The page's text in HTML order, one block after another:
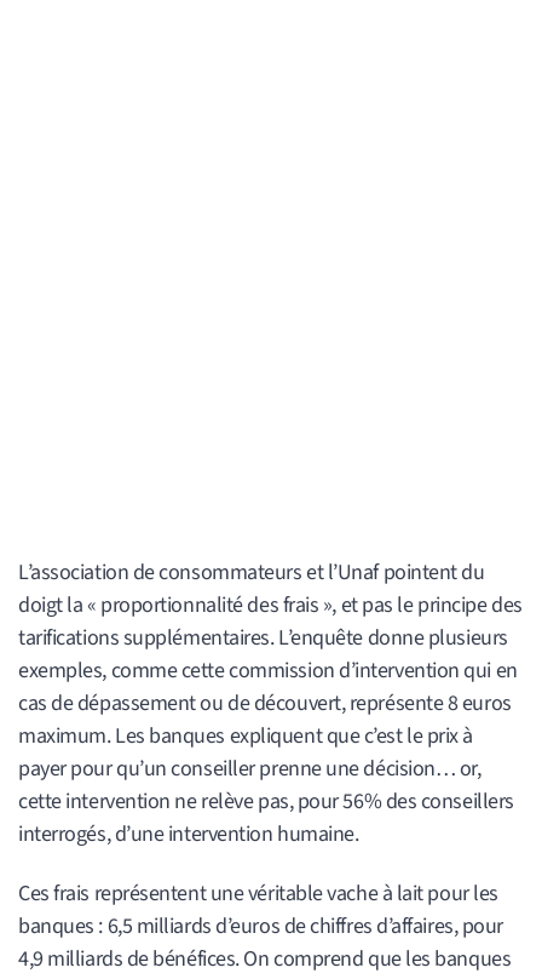
L’association de consommateurs et l’Unaf pointent du
doigt la « proportionnalité des frais », et pas le principe des
tarifications supplémentaires. L’enquête donne plusieurs
exemples, comme cette commission d’intervention qui en
cas de dépassement ou de découvert, représente 8 euros
maximum. Les banques expliquent que c’est le prix à
payer pour qu’un conseiller prenne une décision… or,
cette intervention ne relève pas, pour 56% des conseillers
interrogés, d’une intervention humaine.
Ces frais représentent une véritable vache à lait pour les
banques : 6,5 milliards d’euros de chiffres d’affaires, pour
4,9 milliards de bénéfices. On comprend que les banques